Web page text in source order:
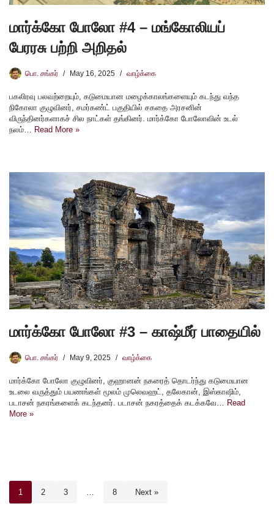
மார்க்கோ போலோ #4 – மங்கோலியப்
பேரரசு பற்றி அறிதல்
பொ. சங்கர் May 16, 2025 வாழ்க்கை
பகலிரவு பலவற்றையும், கடுமையான மழைக்காலங்களையும் கடந்து வந்த
நிகோலா குழுவினர், சமர்கண்ட் பகுதியில் சகதை அரசனின்
விருந்தினர்களாகச் சில நாட்கள் தங்கினர். மார்க்கோ போலோவின் உடல்
நலம்… Read More »
மார்க்கோ போலோ #3 – காஷ்மீர் பாதையில்
பொ. சங்கர் May 9, 2025 வாழ்க்கை
மார்க்கோ போலோ குழுவினர், குஹானன் நகரைத் தொடர்ந்து கடுமையான
உடலை வருத்தும் பயணங்கள் மூலம் முலெவஹட், தலேகான், இஸ்காஷிம்,
படாசன் நகரங்களைக் கடந்தனர். படாசன் நகரத்தைக் கடக்கவே… Read
More »
1 2 3 … 8 Next »